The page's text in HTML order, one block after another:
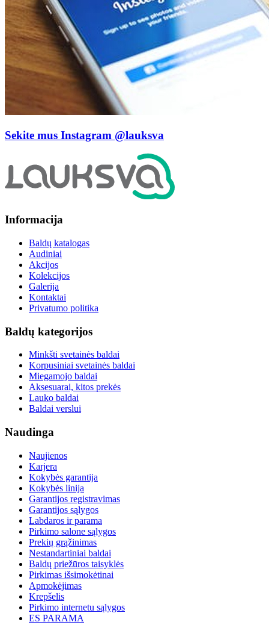
Sekite mus Instagram @lauksva
Informacija
Baldų katalogas
Audiniai
Akcijos
Kolekcijos
Galerija
Kontaktai
Privatumo politika
Baldų kategorijos
Minkšti svetainės baldai
Korpusiniai svetainės baldai
Miegamojo baldai
Aksesuarai, kitos prekės
Lauko baldai
Baldai verslui
Naudinga
Naujienos
Karjera
Kokybės garantija
Kokybės linija
Garantijos registravimas
Garantijos sąlygos
Labdaros ir parama
Pirkimo salone sąlygos
Prekių grąžinimas
Nestandartiniai baldai
Baldų priežūros taisyklės
Pirkimas išsimokėtinai
Apmokėjimas
Krepšelis
Pirkimo internetu sąlygos
ES PARAMA